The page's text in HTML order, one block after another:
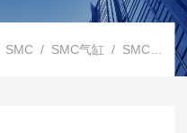
SMC / SMC气缸 / SMC代理SMC止动气缸